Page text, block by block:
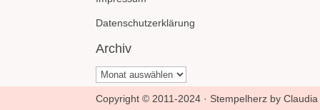
Datenschutzerklärung
Archiv
Archiv
Copyright © 2011-2024 · Stempelherz by